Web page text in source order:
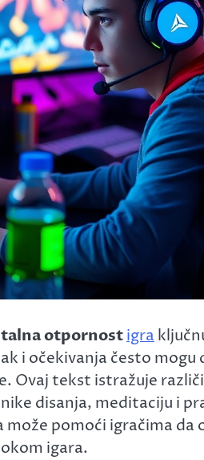
otpornostigra
i očekivanja često mogu
Ovaj tekst istražuje
disanja, meditaciju i
može pomoći igračima
igara.